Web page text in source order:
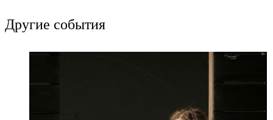
Другие события